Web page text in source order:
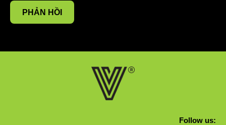
Follow us: